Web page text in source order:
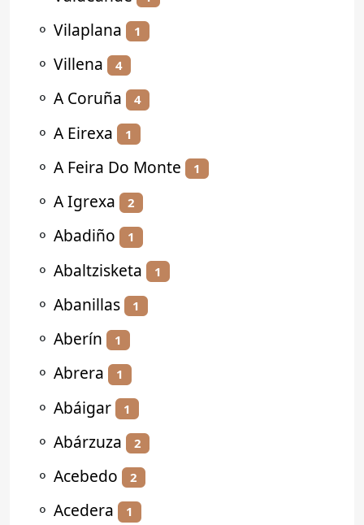
⚬ Vilaplana 1
⚬ Villena 4
⚬ A Coruña 4
⚬ A Eirexa 1
⚬ A Feira Do Monte 1
⚬ A Igrexa 2
⚬ Abadiño 1
⚬ Abaltzisketa 1
⚬ Abanillas 1
⚬ Aberín 1
⚬ Abrera 1
⚬ Abáigar 1
⚬ Abárzuza 2
⚬ Acebedo 2
⚬ Acedera 1